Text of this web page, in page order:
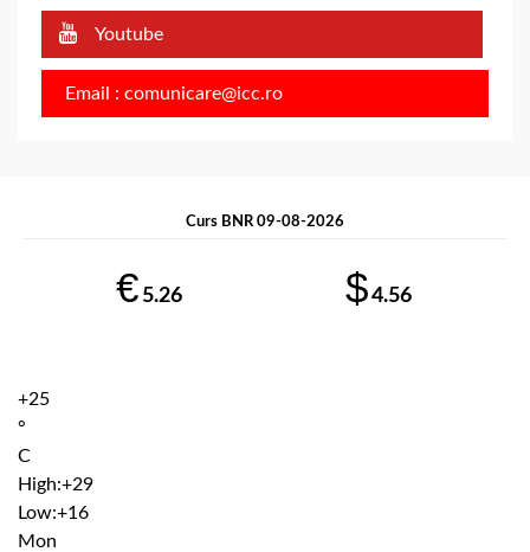
Youtube
Email : comunicare@icc.ro
Curs BNR 09-08-2026
€ 5.26 $4.56
+25
°
C
High:+29
Low:+16
Mon